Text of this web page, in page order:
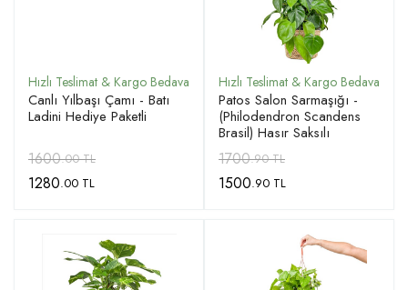
Canlı Yılbaşı Çamı - Batı
Ladini Hediye Paketli
1600.00 TL
1280.00 TL
Patos Salon Sarmaşığı -
(Philodendron Scandens
Brasil) Hasır Saksılı
1700.90 TL
1500.90 TL